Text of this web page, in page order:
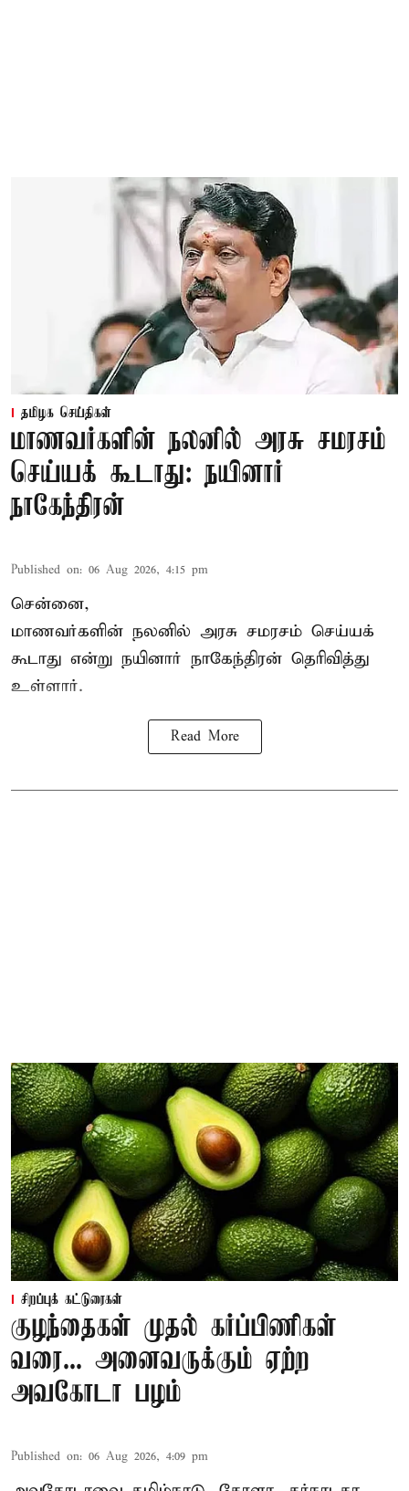
தமிழக செய்திகள்
மாணவர்களின் நலனில் அரசு சமரசம்
செய்யக் கூடாது: நயினார்
நாகேந்திரன்
Published on: 06 Aug 2026, 4:15 pm
சென்னை,
மாணவர்களின் நலனில் அரசு சமரசம் செய்யக்
கூடாது என்று நயினார் நாகேந்திரன் தெரிவித்து
உள்ளார்.
Read More
சிறப்புக் கட்டுரைகள்
குழந்தைகள் முதல் கர்ப்பிணிகள்
வரை... அனைவருக்கும் ஏற்ற
அவகோடா பழம்
Published on: 06 Aug 2026, 4:09 pm